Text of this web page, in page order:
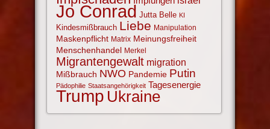
Jo Conrad Jutta Belle KI
Kindesmißbrauch Liebe Manipulation
Maskenpflicht Matrix Meinungsfreiheit
Menschenhandel Merkel
Migrantengewalt migration
Mißbrauch NWO Pandemie Putin
Pädophilie Staatsangehörigkeit Tagesenergie
Trump Ukraine